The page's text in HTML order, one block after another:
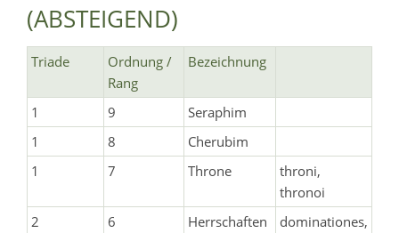
(ABSTEIGEND)
Triade
Ordnung /
Rang
Bezeichnung
1 9
Seraphim
1
8
Cherubim
1
7 Throne
throni,
thronoi
2
6 Herrschaften
dominationes,